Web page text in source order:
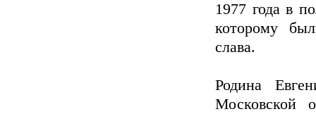
1977 года в
которому
слава.
Родина
Московской